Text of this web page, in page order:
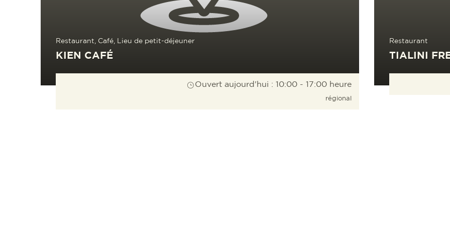
Restaurant, Café, Lieu de petit-déjeuner
KIEN CAFÉ
Ouvert aujourd'hui : 10:00 - 17:00 heure
régional
Restaurant
TIALINI